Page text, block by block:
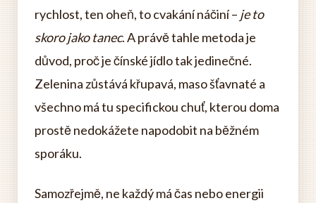
rychlost, ten oheň, to cvakání náčiní – je to
skoro jako tanec. A právě tahle metoda je
důvod, proč je čínské jídlo tak jedinečné.
Zelenina zůstává křupavá, maso šťavnaté a
všechno má tu specifickou chuť, kterou doma
prostě nedokážete napodobit na běžném
sporáku.
Samozřejmě, ne každý má čas nebo energii